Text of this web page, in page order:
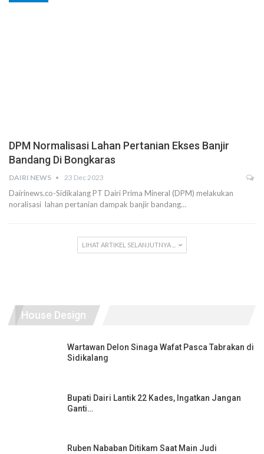
DPM Normalisasi Lahan Pertanian Ekses Banjir
Bandang Di Bongkaras
DAIRI NEWS 23 Dec 2023
Dairinews.co-Sidikalang PT Dairi Prima Mineral (DPM) melakukan
noralisasi lahan pertanian dampak banjir bandang…
LIHAT ARTIKEL SELANJUTNYA ...
House Design
Wartawan Delon Sinaga Wafat Pasca Tabrakan di
Sidikalang
Bupati Dairi Lantik 22 Kades, Ingatkan Jangan
Ganti…
Ruben Nababan Ditikam Saat Main Judi